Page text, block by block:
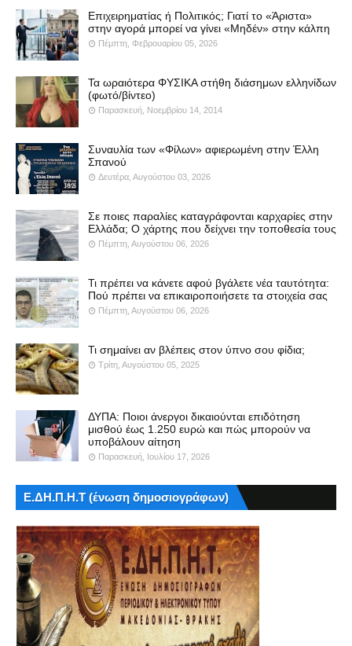
Επιχειρηματίας ή Πολιτικός; Γιατί το «Άριστα»
στην αγορά μπορεί να γίνει «Μηδέν» στην κάλπη
Πέμπτη, Φεβρουαρίου 05, 2026
Τα ωραιότερα ΦΥΣΙΚΑ στήθη διάσημων ελληνίδων
(φωτό/βίντεο)
Παρασκευή, Νοεμβρίου 14, 2014
Συναυλία των «Φίλων» αφιερωμένη στην Έλλη
Σπανού
Δευτέρα, Αυγούστου 03, 2026
Σε ποιες παραλίες καταγράφονται καρχαρίες στην
Ελλάδα; Ο χάρτης που δείχνει την τοποθεσία τους
Πέμπτη, Αυγούστου 06, 2026
Τι πρέπει να κάνετε αφού βγάλετε νέα ταυτότητα:
Πού πρέπει να επικαιροποιήσετε τα στοιχεία σας
Πέμπτη, Αυγούστου 06, 2026
Τι σημαίνει αν βλέπεις στον ύπνο σου φίδια;
Τρίτη, Αυγούστου 05, 2025
ΔΥΠΑ: Ποιοι άνεργοι δικαιούνται επιδότηση
μισθού έως 1.250 ευρώ και πώς μπορούν να
υποβάλουν αίτηση
Παρασκευή, Ιουλίου 17, 2026
Ε.ΔΗ.Π.Η.Τ (ένωση δημοσιογράφων)